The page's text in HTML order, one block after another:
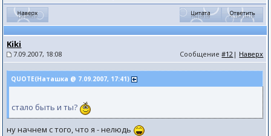
Kiki
7.09.2007, 18:08 Сообщение#12 | Наверх
QUOTE(Наташка @ 7.09.2007, 17:41)
стало быть и ты?
ну начнем с того, что я - нелюдь